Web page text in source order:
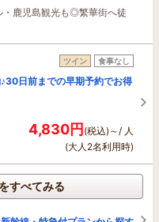
・鹿児島観光も◎繁華街へ徒
ツイン 食事なし
日前までの早期予約でお得
4,830円(税込)～/ 人
(大人2名利用時)
すべてみる